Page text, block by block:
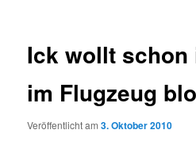
Ick wollt schon
im Flugzeug
Veröffentlicht am3. Oktober 2010